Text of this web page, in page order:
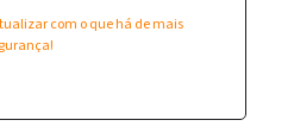
com o que há de mais